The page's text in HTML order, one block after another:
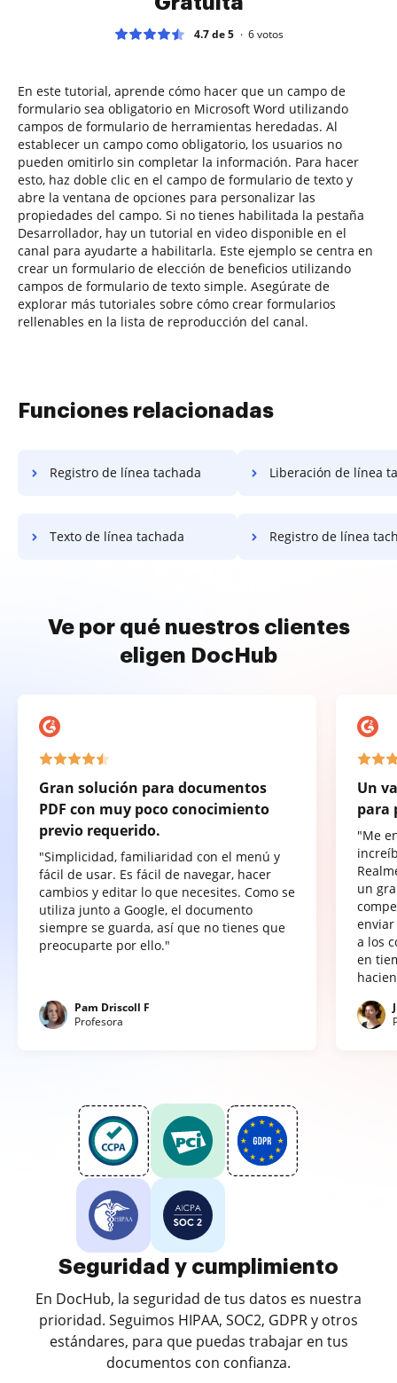
4.7 de 5 6votos
En este tutorial, aprende cómo hacer que un campo de
formulario sea obligatorio en Microsoft Word utilizando
campos de formulario de herramientas heredadas. Al
establecer un campo como obligatorio, los usuarios no
pueden omitirlo sin completar la información. Para hacer
esto, haz doble clic en el campo de formulario de texto y
abre la ventana de opciones para personalizar las
propiedades del campo. Si no tienes habilitada la pestaña
Desarrollador, hay un tutorial en video disponible en el
canal para ayudarte a habilitarla. Este ejemplo se centra en
crear un formulario de elección de beneficios utilizando
campos de formulario de texto simple. Asegúrate de
explorar más tutoriales sobre cómo crear formularios
rellenables en la lista de reproducción del canal.
Funciones relacionadas
Registro de línea tachada Liberación de línea
Texto de línea tachada Registro de línea
Ve por qué nuestros clientes
eligen DocHub
Gran solución para documentos
PDF con muy poco conocimiento
previo requerido.
"Simplicidad, familiaridad con el menú y
fácil de usar. Es fácil de navegar, hacer
cambios y editar lo que necesites. Como se
utiliza junto a Google, el documento
siempre se guarda, así que no tienes que
preocuparte por ello."
Pam Driscoll F
Profesora
Un
para
"Me
un
a los
en
Seguridad y cumplimiento
En DocHub, la seguridad de tus datos es nuestra
prioridad. Seguimos HIPAA, SOC2, GDPR y otros
estándares, para que puedas trabajar en tus
documentos con confianza.